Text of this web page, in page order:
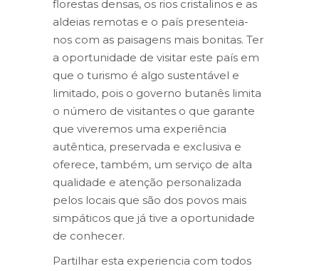
florestas densas, os rios cristalinos e as
aldeias remotas e o país presenteia-
nos com as paisagens mais bonitas. Ter
a oportunidade de visitar este país em
que o turismo é algo sustentável e
limitado, pois o governo butanês limita
o número de visitantes o que garante
que viveremos uma experiência
autêntica, preservada e exclusiva e
oferece, também, um serviço de alta
qualidade e atenção personalizada
pelos locais que são dos povos mais
simpáticos que já tive a oportunidade
de conhecer.
Partilhar esta experiencia com todos